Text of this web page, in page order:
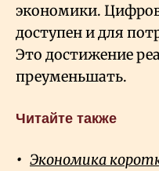
экономики.
доступен и для
Это достижение
преуменьшать.
Читайте также
Экономика